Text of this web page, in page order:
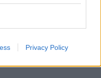
Privacy Policy
két